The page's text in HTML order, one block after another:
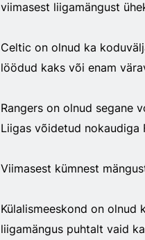
viimasest liigamängust
Celtic on olnud ka
löödud kaks või enam
Rangers on olnud segane
Liigas võidetud nokaudiga
Viimasest kümnest
Külalismeeskond on olnud
liigamängus puhtalt vaid